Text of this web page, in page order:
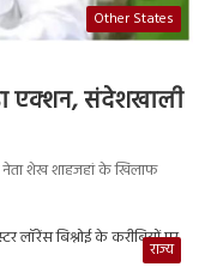
Other States
एक्शन, संदेशखाली
नेता शेख शाहजहां के खिलाफ
राज्य